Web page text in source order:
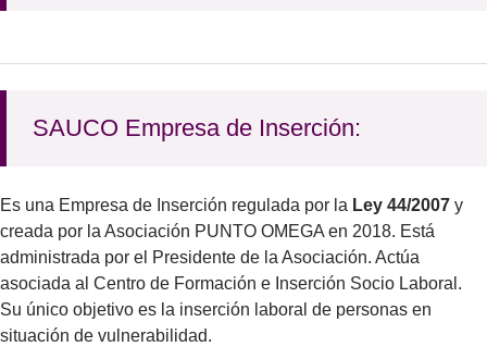
SAUCO Empresa de Inserción:
Es una Empresa de Inserción regulada por la Ley 44/2007 y
creada por la Asociación PUNTO OMEGA en 2018. Está
administrada por el Presidente de la Asociación. Actúa
asociada al Centro de Formación e Inserción Socio Laboral.
Su único objetivo es la inserción laboral de personas en
situación de vulnerabilidad.